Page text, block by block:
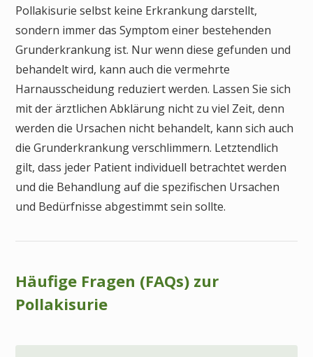
Pollakisurie selbst keine Erkrankung darstellt,
sondern immer das Symptom einer bestehenden
Grunderkrankung ist. Nur wenn diese gefunden und
behandelt wird, kann auch die vermehrte
Harnausscheidung reduziert werden. Lassen Sie sich
mit der ärztlichen Abklärung nicht zu viel Zeit, denn
werden die Ursachen nicht behandelt, kann sich auch
die Grunderkrankung verschlimmern. Letztendlich
gilt, dass jeder Patient individuell betrachtet werden
und die Behandlung auf die spezifischen Ursachen
und Bedürfnisse abgestimmt sein sollte.
Häufige Fragen (FAQs) zur
Pollakisurie